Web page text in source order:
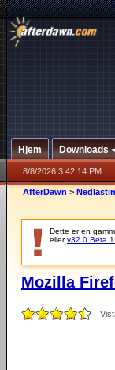
Hjem Downloads
8/8/2026 3:42:14 PM
AfterDawn >
Dette er en
ellerv32.0 Beta
Mozilla